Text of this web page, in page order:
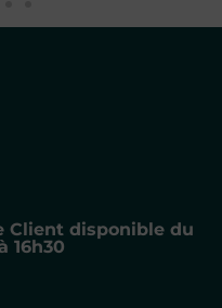
Client disponible du
16h30